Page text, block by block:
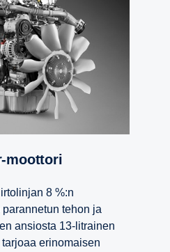
​moottori
8 %:n
tehon ja
ansiosta 13-litrainen
erinomaisen